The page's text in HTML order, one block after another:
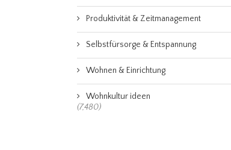
Produktivität & Zeitmanagement
Selbstfürsorge & Entspannung
Wohnen & Einrichtung
Wohnkultur ideen
(7,480)